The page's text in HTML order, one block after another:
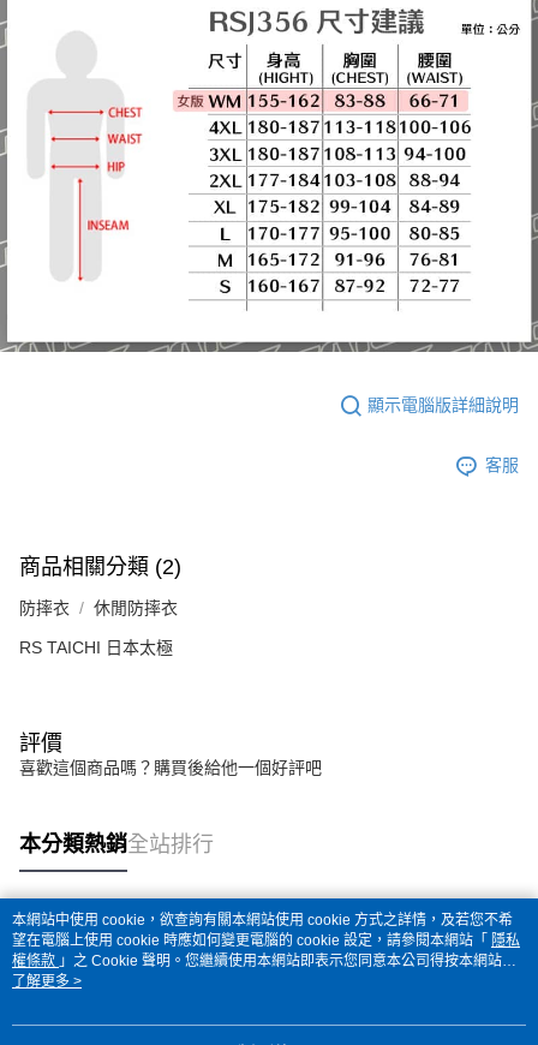
顯示電腦版詳細說明
客服
商品相關分類 (2)
防摔衣 休閒防摔衣
RS TAICHI 日本太極
評價
喜歡這個商品嗎？購買後給他一個好評吧
本分類熱銷全站排行
熱門標籤
本網站中使用 cookie，欲查詢有關本網站使用 cookie 方式之詳情，及若您不希
望在電腦上使用 cookie 時應如何變更電腦的 cookie 設定，請參閱本網站「 隱私
權條款 」之 Cookie 聲明。您繼續使用本網站即表示您同意本公司得按本網站使
用條款之 Cookie 聲明使用 cookie。
了解更多 >